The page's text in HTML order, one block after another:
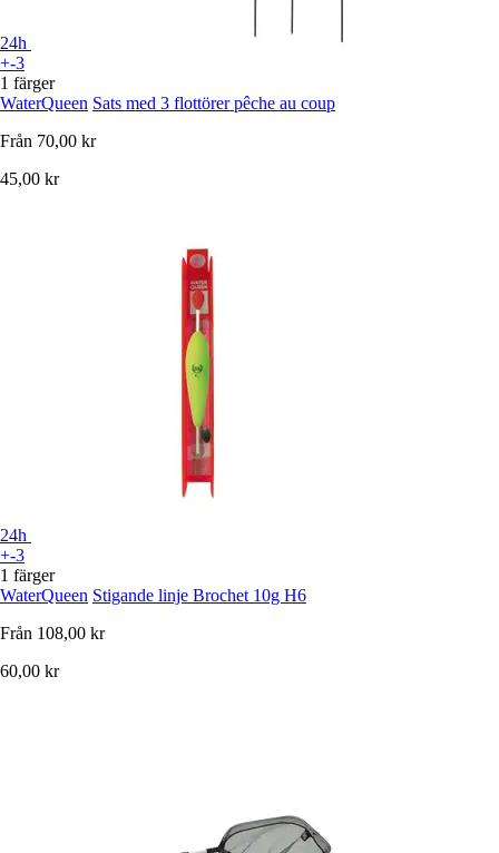
24h
+-3
1 färger
WaterQueen Sats med 3 flottörer pêche au coup
Från 70,00 kr
45,00 kr
24h
+-3
1 färger
WaterQueen Stigande linje Brochet 10g H6
Från 108,00 kr
60,00 kr